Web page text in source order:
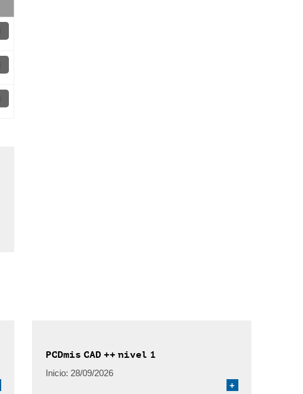
PCDmis CAD ++ nivel 1
Inicio: 28/09/2026
+